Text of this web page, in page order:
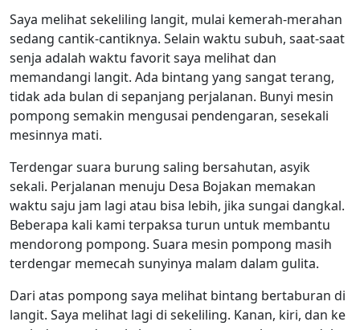
Saya melihat sekeliling langit, mulai kemerah-merahan
sedang cantik-cantiknya. Selain waktu subuh, saat-saat
senja adalah waktu favorit saya melihat dan
memandangi langit. Ada bintang yang sangat terang,
tidak ada bulan di sepanjang perjalanan. Bunyi mesin
pompong semakin mengusai pendengaran, sesekali
mesinnya mati.
Terdengar suara burung saling bersahutan, asyik
sekali. Perjalanan menuju Desa Bojakan memakan
waktu saju jam lagi atau bisa lebih, jika sungai dangkal.
Beberapa kali kami terpaksa turun untuk membantu
mendorong pompong. Suara mesin pompong masih
terdengar memecah sunyinya malam dalam gulita.
Dari atas pompong saya melihat bintang bertaburan di
langit. Saya melihat lagi di sekeliling. Kanan, kiri, dan ke